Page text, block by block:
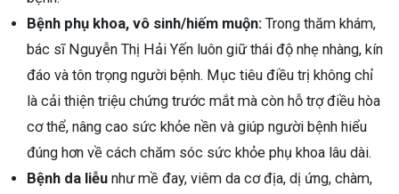
Bệnh phụ khoa, vô sinh/hiếm muộn: Trong thăm khám,
bác sĩ Nguyễn Thị Hải Yến luôn giữ thái độ nhẹ nhàng, kín
đáo và tôn trọng người bệnh. Mục tiêu điều trị không chỉ
là cải thiện triệu chứng trước mắt mà còn hỗ trợ điều hòa
cơ thể, nâng cao sức khỏe nền và giúp người bệnh hiểu
đúng hơn về cách chăm sóc sức khỏe phụ khoa lâu dài.
Bệnh da liễu như mề đay, viêm da cơ địa, dị ứng, chàm,